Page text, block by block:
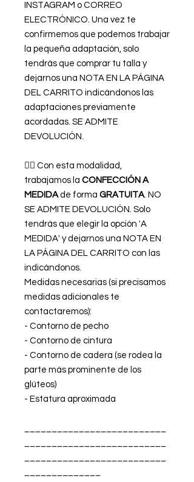
INSTAGRAM o CORREO
ELECTRÓNICO. Una vez te
confirmemos que podemos trabajar
la pequeña adaptación, solo
tendrás que comprar tu talla y
dejarnos una NOTA EN LA PÁGINA
DEL CARRITO indicándonos las
adaptaciones previamente
acordadas. SE ADMITE
DEVOLUCIÓN.
👉🏿 Con esta modalidad,
trabajamos la CONFECCIÓN A
MEDIDAde forma GRATUITA. NO
SE ADMITE DEVOLUCIÓN. Solo
tendrás que elegir la opción 'A
MEDIDA' y dejarnos una NOTA EN
LA PÁGINA DEL CARRITO con las
indicándonos.
Medidas necesarias (si precisamos
medidas adicionales te
contactaremos):
- Contorno de pecho
- Contorno de cintura
- Contorno de cadera (se rodea la
parte más prominente de los
glúteos)
- Estatura aproximada